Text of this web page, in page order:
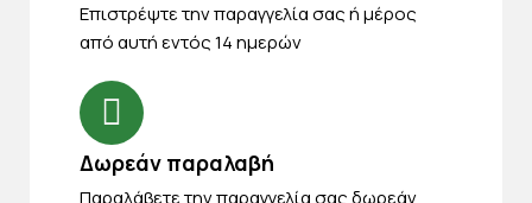
Eπιστρέψτε την παραγγελία σας ή μέρος
από αυτή εντός 14 ημερών
Δωρεάν παραλαβή
Παραλάβετε την παραγγελία σας δωρεάν